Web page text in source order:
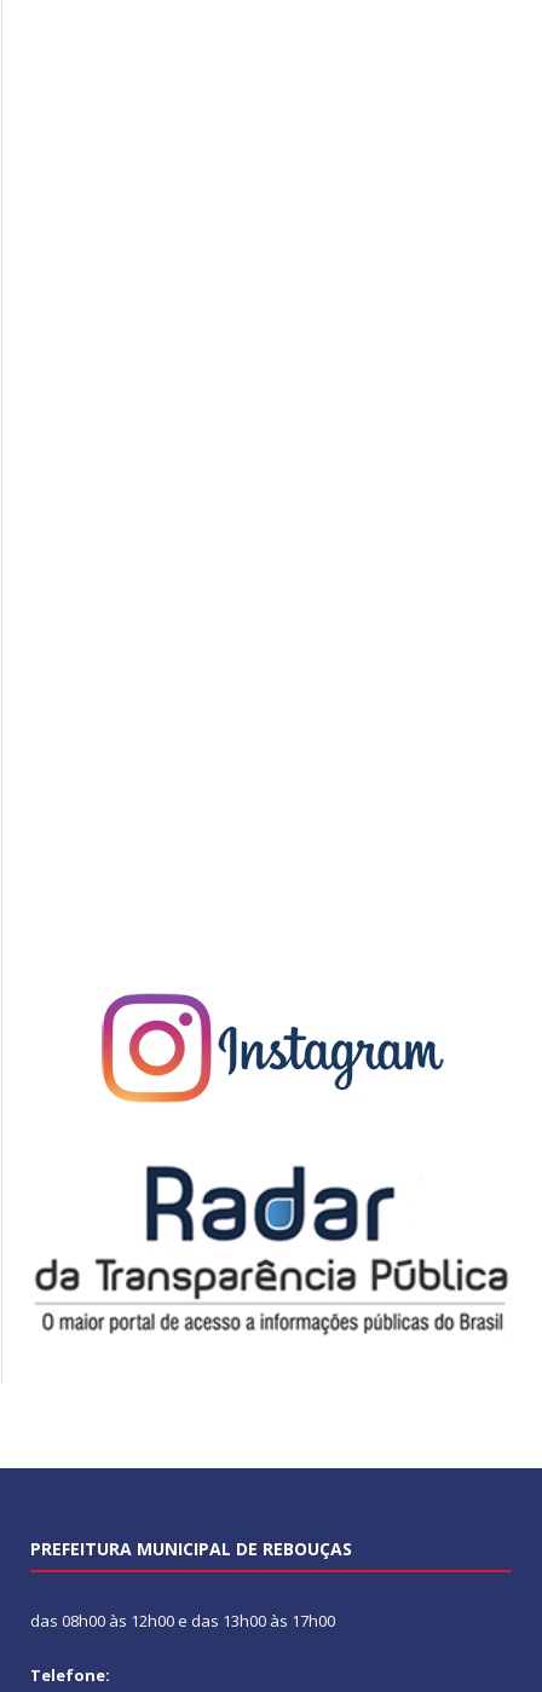
PREFEITURA MUNICIPAL DE REBOUÇAS
das 08h00 às 12h00 e das 13h00 às 17h00
Telefone: